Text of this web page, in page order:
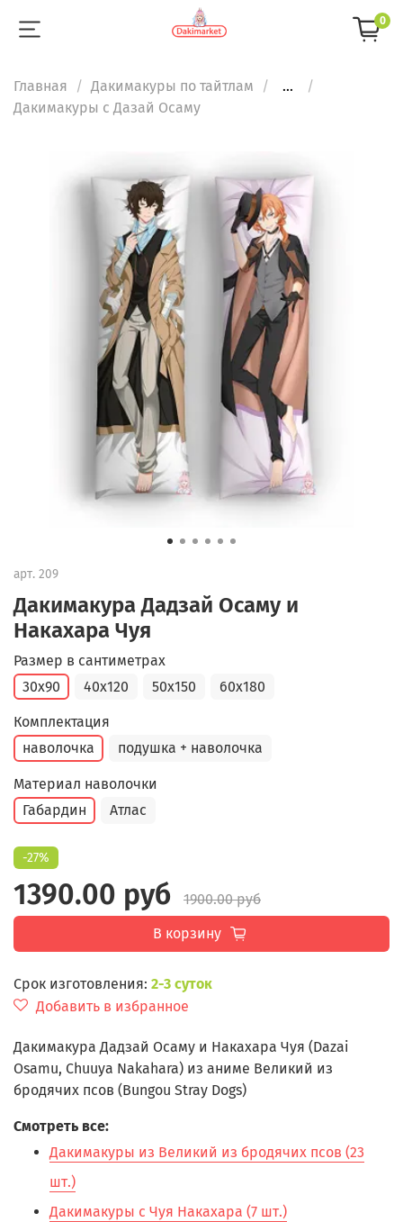
0
Главная Дакимакуры по тайтлам
...
Дакимакуры с Дазай Осаму
арт. 209
Дакимакура Дадзай Осаму и
Накахара Чуя
Срок изготовления: 2-3 суток
Добавить в избранное
Размер в сантиметрах
30x90
40x120 50x150 60x180
Комплектация
наволочка
подушка + наволочка
Материал наволочки
Габардин
Атлас
-27%
1390.00 руб
1900.00 руб
В корзину
Дакимакура Дадзай Осаму и Накахара Чуя (Dazai
Osamu, Chuuya Nakahara) из аниме Великий из
бродячих псов (Bungou Stray Dogs)
Смотреть все:
Дакимакуры из Великий из бродячих псов (23
шт.)
Дакимакуры с Чуя Накахара (7 шт.)